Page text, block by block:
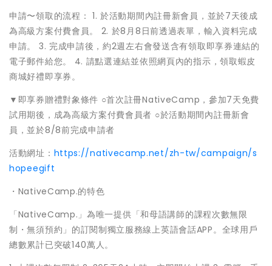
申請〜領取的流程： 1. 於活動期間內註冊新會員，並於7天後成
為高級方案付費會員。 2. 於8月8日前透過表單，輸入資料完成
申請。 3. 完成申請後，約2週左右會發送含有領取即享券連結的
電子郵件給您。 4. 請點選連結並依照網頁內的指示，領取蝦皮
商城好禮即享券。
▼即享券贈禮對象條件 ○首次註冊NativeCamp，參加7天免費
試用期後，成為高級方案付費會員者 ○於活動期間內註冊新會
員，並於8/8前完成申請者
活動網址： https://nativecamp.net/zh-tw/campaign/s
hopeegift
・NativeCamp.的特色
「NativeCamp.」為唯一提供「和母語講師的課程次數無限
制・無須預約」的訂閱制獨立服務線上英語會話APP。全球用戶
總數累計已突破140萬人。